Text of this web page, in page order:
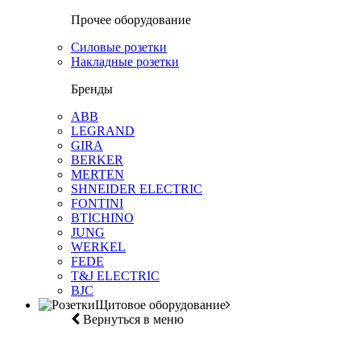
Прочее оборудование
Силовые розетки
Накладные розетки
Бренды
ABB
LEGRAND
GIRA
BERKER
MERTEN
SHNEIDER ELECTRIC
FONTINI
BTICHINO
JUNG
WERKEL
FEDE
T&J ELECTRIC
BJC
Щитовое оборудование
Вернуться в меню